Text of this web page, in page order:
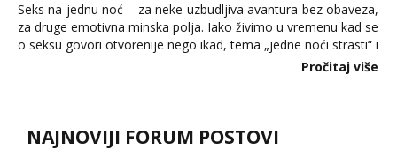
Seks na jednu noć – za neke uzbudljiva avantura bez obaveza,
za druge emotivna minska polja. Iako živimo u vremenu kad se
o seksu govori otvorenije nego ikad, tema „jedne noći strasti“ i
dalje izaziva burne rasprave. Što zapravo misle žene, a što
Pročitaj više
NAJNOVIJI FORUM POSTOVI